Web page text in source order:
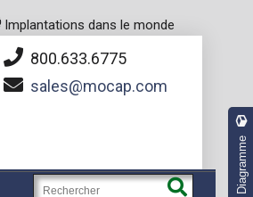
Implantations dans le monde
800.633.6775
sales
mocap.com
Diagramme